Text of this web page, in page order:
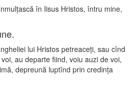
în Iisus Hristos, întru mine,
lui Hristos petreaceţi, sau cînd
au departe fiind, voiu auzi de voi,
depreună luptînd prin credinţa